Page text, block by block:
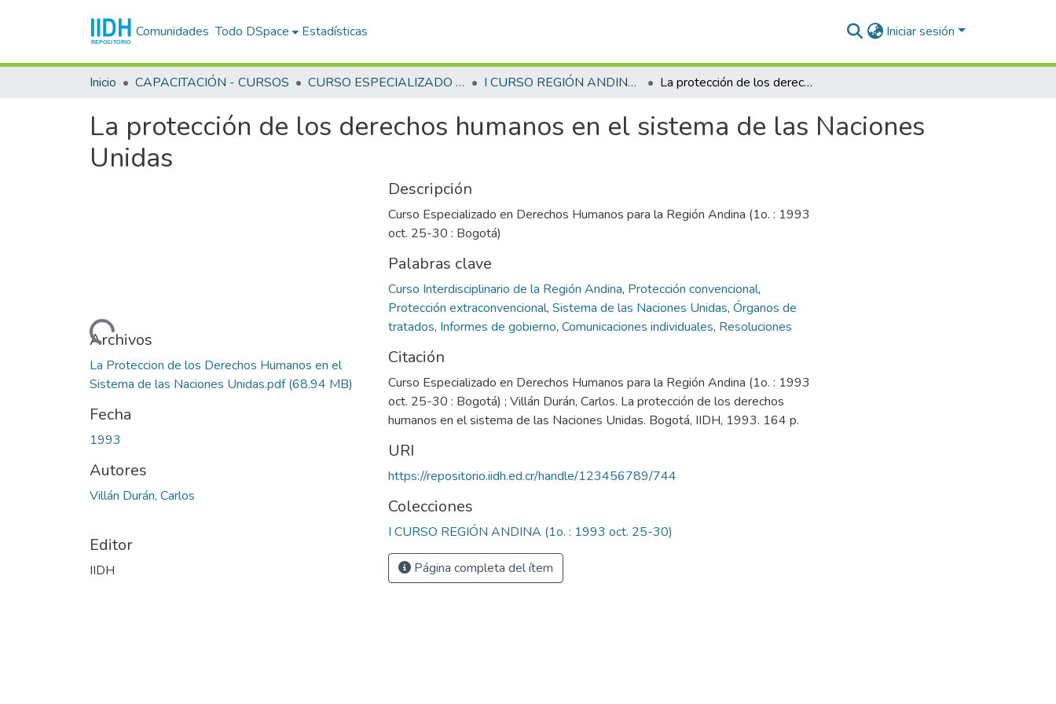
Comunidades Todo DSpace Estadísticas Iniciar sesión
Inicio CAPACITACIÓN - CURSOS CURSO ESPECIALIZADO EN DERECHOS HUMANOS PARA LA REGIÓN ANDINA (1o. : 1993 oct. 25-30 : Bogotá) I CURSO REGIÓN ANDINA (1o. : 1993 oct. 25-30) La protección de los derechos humanos en el sistema de las Naciones Unidas
La protección de los derechos humanos en el sistema de las Naciones
Unidas
Cargando...
Archivos
La Proteccion de los Derechos Humanos en el
Sistema de las Naciones Unidas.pdf(68.94 MB)
Fecha
1993
Autores
Villán Durán, Carlos
Editor
IIDH
Descripción
Curso Especializado en Derechos Humanos para la Región Andina (1o. : 1993
oct. 25-30 : Bogotá)
Palabras clave
Curso Interdisciplinario de la Región Andina, Protección convencional,
Protección extraconvencional, Sistema de las Naciones Unidas, Órganos de
tratados, Informes de gobierno, Comunicaciones individuales, Resoluciones
Citación
Curso Especializado en Derechos Humanos para la Región Andina (1o. : 1993
oct. 25-30 : Bogotá) ; Villán Durán, Carlos. La protección de los derechos
humanos en el sistema de las Naciones Unidas. Bogotá, IIDH, 1993. 164 p.
URI
https://repositorio.iidh.ed.cr/handle/123456789/744
Colecciones
I CURSO REGIÓN ANDINA (1o. : 1993 oct. 25-30)
Página completa del ítem